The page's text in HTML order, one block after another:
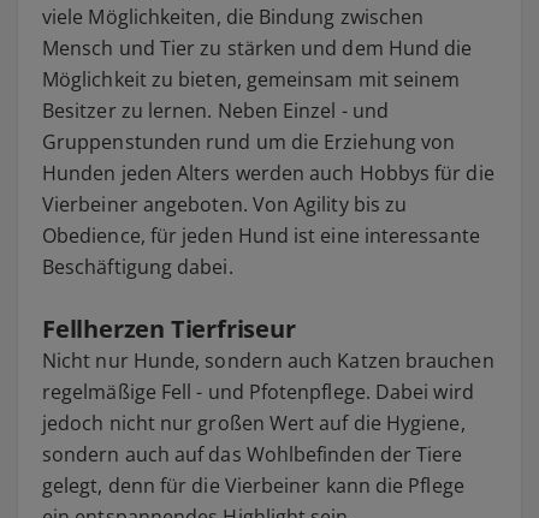
viele Möglichkeiten, die Bindung zwischen
Mensch und Tier zu stärken und dem Hund die
Möglichkeit zu bieten, gemeinsam mit seinem
Besitzer zu lernen. Neben Einzel - und
Gruppenstunden rund um die Erziehung von
Hunden jeden Alters werden auch Hobbys für die
Vierbeiner angeboten. Von Agility bis zu
Obedience, für jeden Hund ist eine interessante
Beschäftigung dabei.
Fellherzen Tierfriseur
Nicht nur Hunde, sondern auch Katzen brauchen
regelmäßige Fell - und Pfotenpflege. Dabei wird
jedoch nicht nur großen Wert auf die Hygiene,
sondern auch auf das Wohlbefinden der Tiere
gelegt, denn für die Vierbeiner kann die Pflege